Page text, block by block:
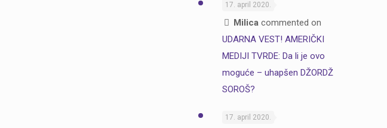
17. april 2020.
Milicacommented on
UDARNA VEST! AMERIČKI
MEDIJI TVRDE: Da li je ovo
moguće – uhapšen DŽORDŽ
SOROŠ?
17. april 2020.